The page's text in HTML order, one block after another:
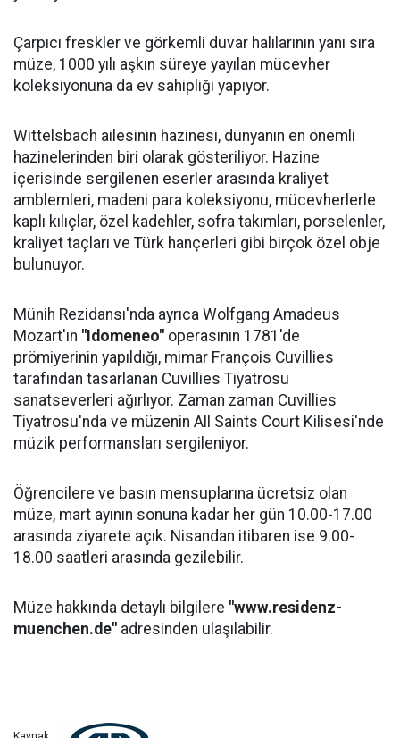
Çarpıcı freskler ve görkemli duvar halılarının yanı sıra
müze, 1000 yılı aşkın süreye yayılan mücevher
koleksiyonuna da ev sahipliği yapıyor.
Wittelsbach ailesinin hazinesi, dünyanın en önemli
hazinelerinden biri olarak gösteriliyor. Hazine
içerisinde sergilenen eserler arasında kraliyet
amblemleri, madeni para koleksiyonu, mücevherlerle
kaplı kılıçlar, özel kadehler, sofra takımları, porselenler,
kraliyet taçları ve Türk hançerleri gibi birçok özel obje
bulunuyor.
Münih Rezidansı'nda ayrıca Wolfgang Amadeus
Mozart'ın "Idomeneo" operasının 1781'de
prömiyerinin yapıldığı, mimar François Cuvillies
tarafından tasarlanan Cuvillies Tiyatrosu
sanatseverleri ağırlıyor. Zaman zaman Cuvillies
Tiyatrosu'nda ve müzenin All Saints Court Kilisesi'nde
müzik performansları sergileniyor.
Öğrencilere ve basın mensuplarına ücretsiz olan
müze, mart ayının sonuna kadar her gün 10.00-17.00
arasında ziyarete açık. Nisandan itibaren ise 9.00-
18.00 saatleri arasında gezilebilir.
Müze hakkında detaylı bilgilere "www.residenz-
muenchen.de" adresinden ulaşılabilir.